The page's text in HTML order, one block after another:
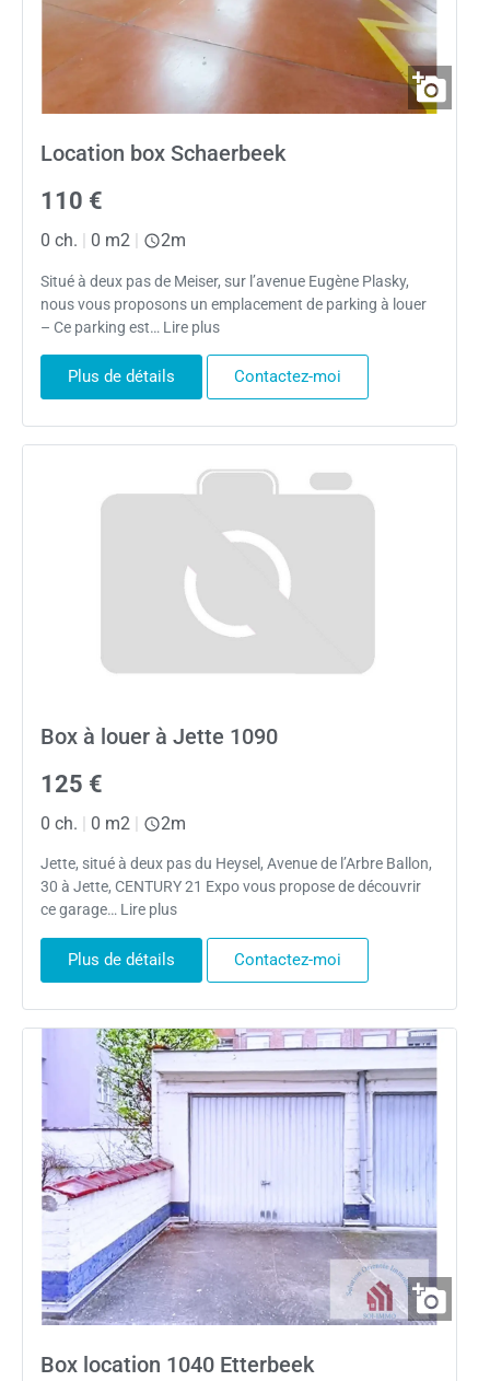
Location box Schaerbeek
110 €
0 ch. 0 m2 2m
Situé à deux pas de Meiser, sur l’avenue Eugène Plasky,
nous vous proposons un emplacement de parking à louer
– Ce parking est… Lire plus
Plus de détails Contactez-moi
Box à louer à Jette 1090
125 €
0 ch. | 0 m2 | 2m
Jette, situé à deux pas du Heysel, Avenue de l’Arbre Ballon,
30 à Jette, CENTURY 21 Expo vous propose de découvrir
ce garage… Lire plus
Plus de détails Contactez-moi
Box location 1040 Etterbeek